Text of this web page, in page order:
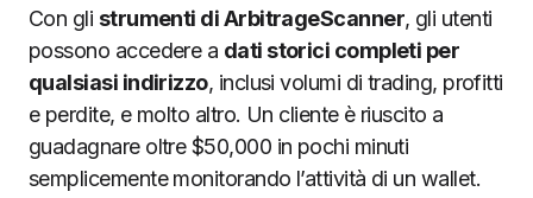
Con gli strumenti di ArbitrageScanner, gli utenti
possono accedere a dati storici completi per
qualsiasi indirizzo, inclusi volumi di trading, profitti
e perdite, e molto altro. Un cliente è riuscito a
guadagnare oltre $50,000 in pochi minuti
semplicemente monitorando l’attività di un wallet.